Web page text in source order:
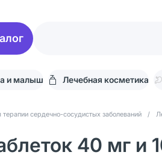
и малыш Лечебная косметика
терапии сердечно-сосудистых заболеваний /
40 мг и